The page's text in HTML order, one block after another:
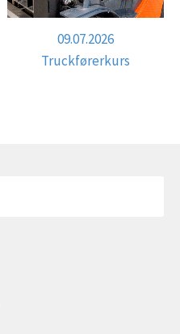
09.07.2026
Truckførerkurs